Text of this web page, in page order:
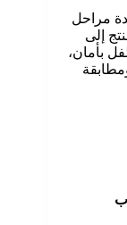
مراحل
إلى
بأمان،